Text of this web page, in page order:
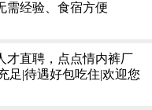
需经验、食宿方便
才直聘，点点情内裤厂
足|待遇好包吃住|欢迎您